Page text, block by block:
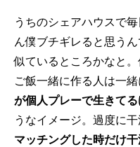
うちのシェアハウスで
ん僕ブチギレると思う
似ているところかなと。
ご飯一緒に作る人は一
が個人プレーで生きて
うなイメージ。過度に干
マッチングした時だけ